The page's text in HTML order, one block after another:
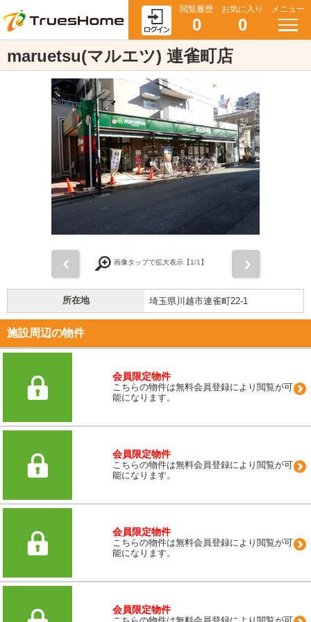
閲覧履歴
0
お気に入り
0
メニュー
maruetsu(マルエツ) 連雀町店
画像タップで拡大表示【1/1】
所在地 埼玉県川越市連雀町22-1
施設周辺の物件
会員限定物件
こちらの物件は無料会員登録により閲覧が可
能になります。
会員限定物件
こちらの物件は無料会員登録により閲覧が可
能になります。
会員限定物件
こちらの物件は無料会員登録により閲覧が可
能になります。
会員限定物件